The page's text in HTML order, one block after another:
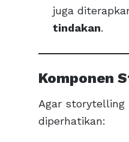
juga
tindakan.
Komponen
Agar storytelling
diperhatikan: